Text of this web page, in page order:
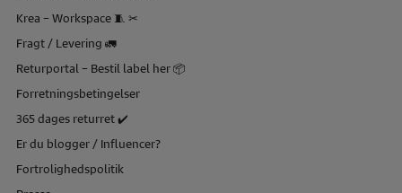
Krea – Workspace 🧵 ✂
Fragt / Levering 🚛
Returportal – Bestil label her 📦
Forretningsbetingelser
365 dages returret ✔️
Er du blogger / Influencer?
Fortrolighedspolitik